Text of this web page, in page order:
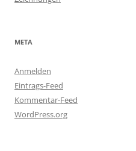
META
Anmelden
Eintrags-Feed
Kommentar-Feed
WordPress.org